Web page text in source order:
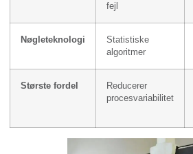
fejl
Nøgleteknologi
Statistiske
algoritmer
Største fordel
Reducerer
procesvariabilitet